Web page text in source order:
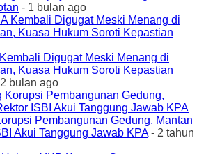
- 1 bulan ago
Digugat Meski Menang di
Kuasa Hukum Soroti Kepastian
bulan ago
Pembangunan Gedung, Mantan
Akui Tanggung Jawab KPA- 2 tahun